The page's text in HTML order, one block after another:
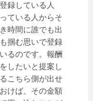
録している人
ている人からそ
時間に誰でも出
掴む思いで登録
るのです。報酬
したいと提案し
こちら側が出せ
けば、その金額